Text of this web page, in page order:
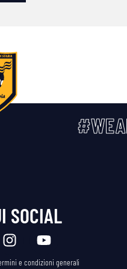
SOCIAL
e condizioni generali